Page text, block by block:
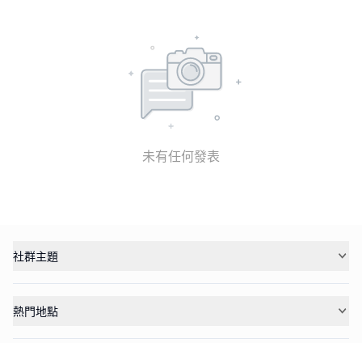
未有任何發表
社群主題
熱門地點